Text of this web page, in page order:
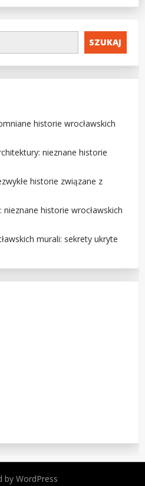
SZUKAJ
historie wrocławskich
nieznane historie
historie związane z
historie wrocławskich
murali: sekrety ukryte
by WordPress